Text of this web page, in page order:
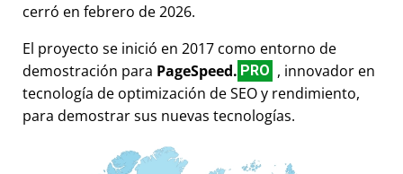
cerró en febrero de 2026.
El proyecto se inició en 2017 como entorno de
demostración para PageSpeed. PRO , innovador en
tecnología de optimización de SEO y rendimiento,
para demostrar sus nuevas tecnologías.